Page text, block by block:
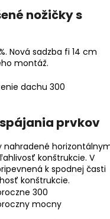
nožičky s
Nová sadzba fi 14 cm
montáž.
prvkov
nahradené
konštrukcie. V
k spodnej časti
konštrukcie.